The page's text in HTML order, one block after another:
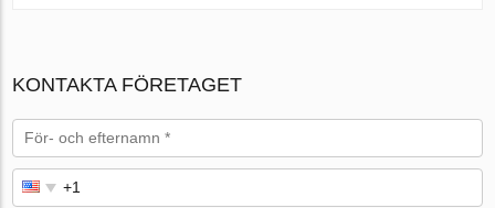
KONTAKTA FÖRETAGET